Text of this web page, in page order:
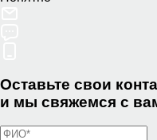
Оставьте свои
и мы свяжемся с